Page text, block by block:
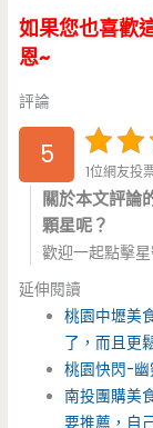
如果您也喜歡
恩~
評論
5
1位網友投
關於本文評論
顆星呢？
歡迎一起點擊
延伸閱讀
桃園中壢美
了，而且更
桃園快閃-
南投團購美
要推薦，自